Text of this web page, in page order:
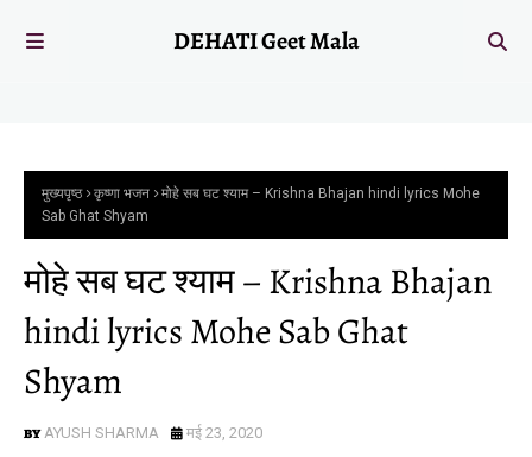
DEHATI Geet Mala
मुख्यपृष्ठ कृष्णा भजन
मोहे सब घट श्याम – Krishna Bhajan hindi lyrics Mohe
Sab Ghat Shyam
मोहे सब घट श्याम – Krishna Bhajan
hindi lyrics Mohe Sab Ghat
Shyam
AYUSH SHARMA मई 23, 2020